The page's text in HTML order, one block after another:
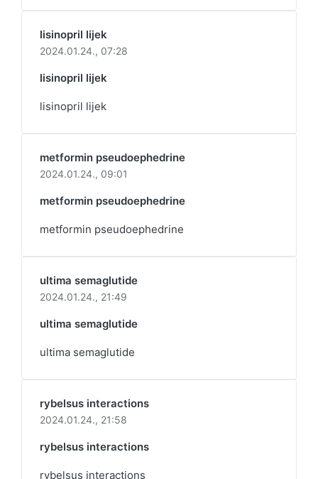
lisinopril lijek
2024.01.24., 07:28
lisinopril lijek
lisinopril lijek
metformin pseudoephedrine
2024.01.24., 09:01
metformin pseudoephedrine
metformin pseudoephedrine
ultima semaglutide
2024.01.24., 21:49
ultima semaglutide
ultima semaglutide
rybelsus interactions
2024.01.24., 21:58
rybelsus interactions
rybelsus interactions